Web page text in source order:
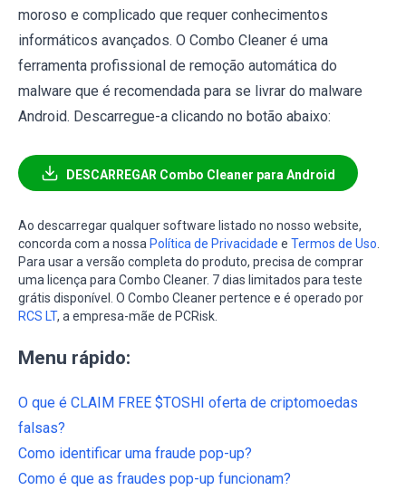
moroso e complicado que requer conhecimentos
informáticos avançados. O Combo Cleaner é uma
ferramenta profissional de remoção automática do
malware que é recomendada para se livrar do malware
Android. Descarregue-a clicando no botão abaixo:
DESCARREGAR Combo Cleaner para Android
Ao descarregar qualquer software listado no nosso website,
concorda com a nossa Política de Privacidade e Termos de Uso
Para usar a versão completa do produto, precisa de comprar
uma licença para Combo Cleaner. 7 dias limitados para teste
grátis disponível. O Combo Cleaner pertence e é operado por
RCS LT, a empresa-mãe de PCRisk.
Menu rápido:
O que é CLAIM FREE $TOSHI oferta de criptomoedas
falsas?
Como identificar uma fraude pop-up?
Como é que as fraudes pop-up funcionam?